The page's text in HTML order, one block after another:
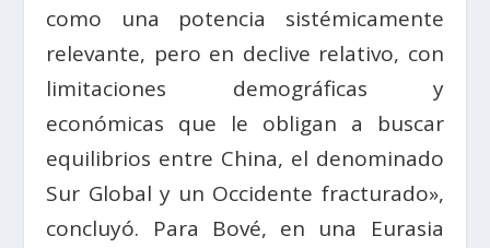
como una potencia sistémicamente
relevante, pero en declive relativo, con
limitaciones demográficas y
económicas que le obligan a buscar
equilibrios entre China, el denominado
Sur Global y un Occidente fracturado»,
concluyó. Para Bové, en una Eurasia